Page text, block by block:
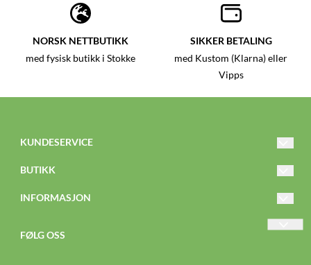
NORSK NETTBUTIKK
med fysisk butikk i Stokke
SIKKER BETALING
med Kustom (Klarna) eller
Vipps
KUNDESERVICE
BUTIKK
Opprett konto
INFORMASJON
FØLG OSS